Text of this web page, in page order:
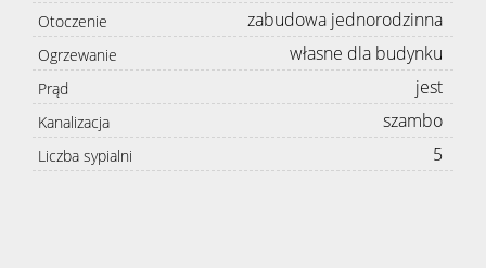
Otoczenie zabudowa jednorodzinna
Ogrzewanie własne dla budynku
Prąd jest
Kanalizacja szambo
Liczba sypialni 5